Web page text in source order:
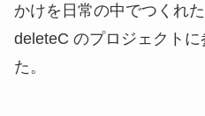
かけを日常の中でつくれ
deleteC のプロジェクト
た。